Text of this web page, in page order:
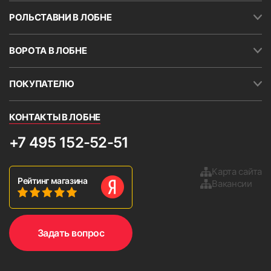
значение. Кассету и направляющие можно
устанавливать на скотч (поставляется в
комплекте с жалюзи). Скотч также наклеен на
короб шириной около 30 мм. в верхней части
кассеты.
непрямоугольные.
Важное условие.
откос расположен очень
сокращать угол открытия
створки. Кроме того, возможно
повреждение рулонных
жалюзи при сильном
открывании створки.
9. Установить боковые крышки и проверьте работу
изделия, опустив и подняв ткань 2-3 раза.
РОЛЬСТАВНИ В ЛОБНЕ
ВОРОТА В ЛОБНЕ
ПОКУПАТЕЛЮ
КОНТАКТЫ В ЛОБНЕ
+7 495 152-52-51
Рейтинг магазина
Карта сайта
Вакансии
Задать вопрос